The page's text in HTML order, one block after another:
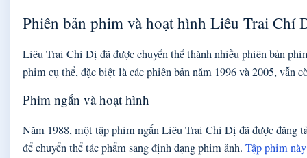
Phiên bản phim và hoạt hình Liêu Trai Chí
Liêu Trai Chí Dị đã được chuyển thể thành nhiều phiên bản
phim cụ thể, đặc biệt là các phiên bản năm 1996 và 2005, vẫn
Phim ngắn và hoạt hình
Năm 1988, một tập phim ngắn Liêu Trai Chí Dị đã được đăng
để chuyển thể tác phẩm sang định dạng phim ảnh. Tập phim này